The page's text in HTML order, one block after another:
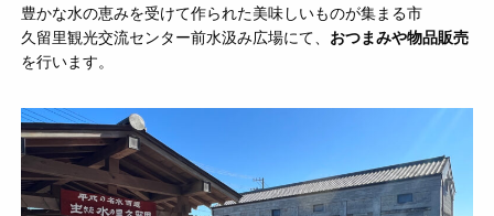
豊かな水の恵みを受けて作られた美味しいものが集まる市
久留里観光交流センター前水汲み広場にて、 おつまみや物品販売
を行います。